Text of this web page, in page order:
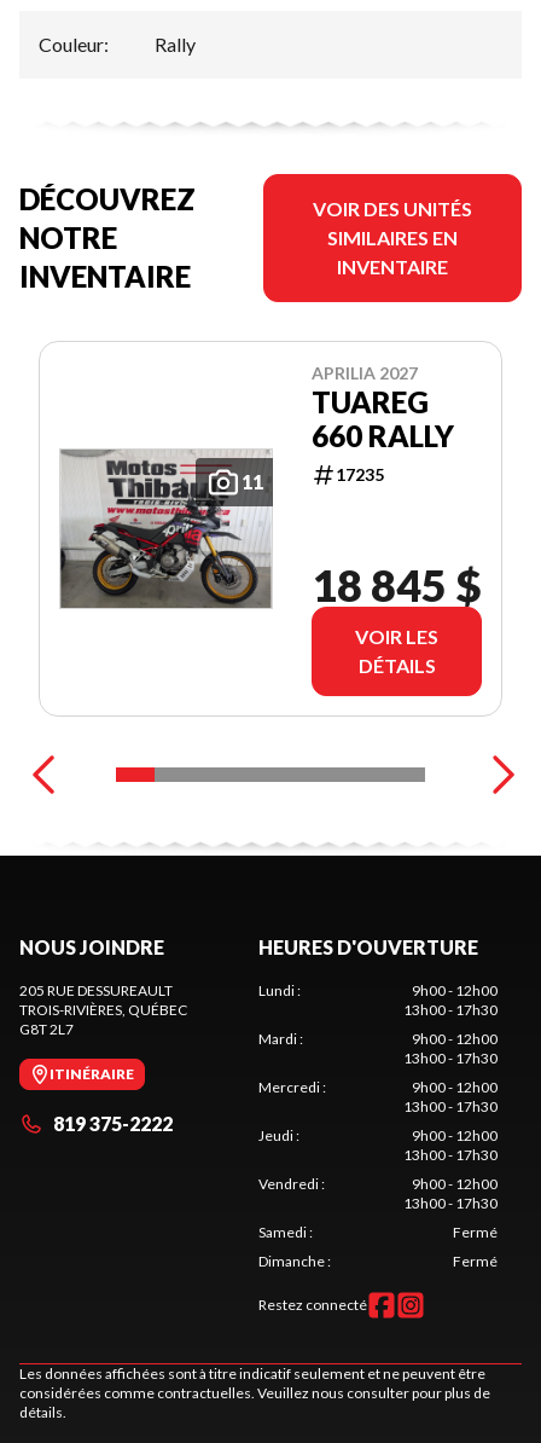
Couleur: Rally
DÉCOUVREZ
NOTRE
INVENTAIRE
VOIR DES UNITÉS
SIMILAIRES EN
INVENTAIRE
11
APRILIA 2027
TUAREG
660 RALLY
17235
18 845 $
VOIR LES
DÉTAILS
NOUS JOINDRE
205 RUE DESSUREAULT
TROIS-RIVIÈRES , QUÉBEC
G8T 2L7
ITINÉRAIRE
819 375-2222
HEURES D'OUVERTURE
Lundi:
9h00 - 12h00
13h00 - 17h30
Mardi:
9h00 - 12h00
13h00 - 17h30
Mercredi:
9h00 - 12h00
13h00 - 17h30
Jeudi:
9h00 - 12h00
13h00 - 17h30
Vendredi:
9h00 - 12h00
13h00 - 17h30
Samedi:
Fermé
Dimanche: Fermé
Restez connecté
Les données affichées sont à titre indicatif seulement et ne peuvent être
considérées comme contractuelles. Veuillez nous consulter pour plus de
détails.